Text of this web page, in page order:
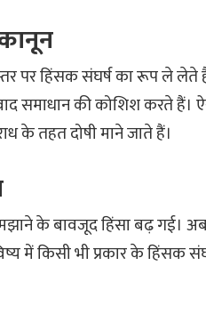
पर हिंसक संघर्ष का रूप ले
समाधान की कोशिश करते हैं।
के तहत दोषी माने जाते हैं।
समझाने के बावजूद हिंसा बढ़
में किसी भी प्रकार के हिंसक